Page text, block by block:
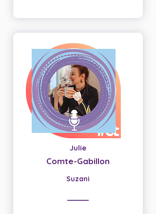
Julie
Comte-Gabillon
Suzani